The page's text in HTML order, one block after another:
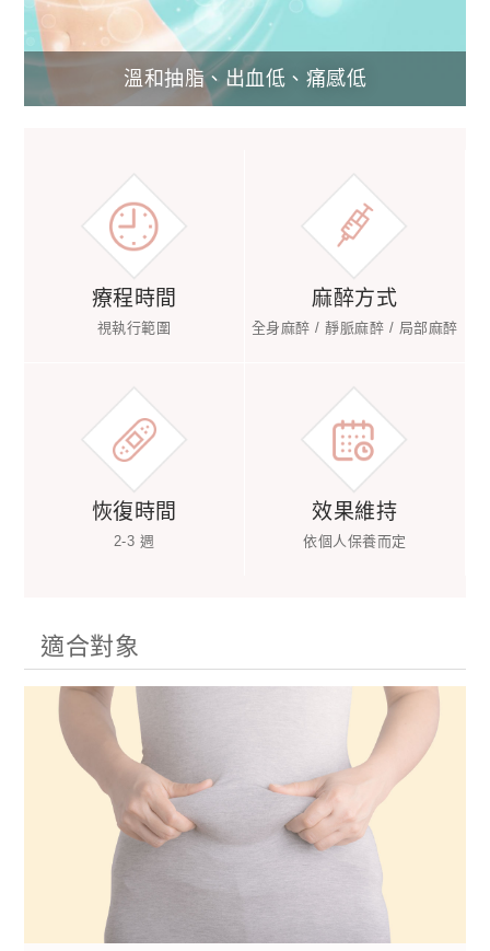
溫和抽脂、出血低、痛感低
療程時間
視執行範圍
麻醉方式
全身麻醉 / 靜脈麻醉 / 局部麻醉
恢復時間
2-3 週
效果維持
依個人保養而定
適合對象